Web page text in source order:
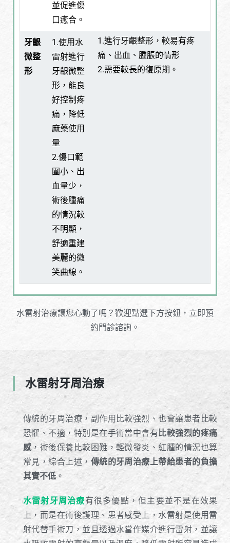
並促進傷
口癒合。
牙齦
微整
形
1.使用水
雷射進行
牙齦微整
形，能良
好控制疼
痛，降低
麻藥使用
量
2.傷口範
圍小、出
血量少，
術後腫痛
的情況較
不明顯，
舒適重建
美麗的微
笑曲線。
1.進行牙齦整形，較易有疼
痛、出血、腫脹的情形
2.需要較長的復原期。
水雷射治療讓您心動了嗎？歡迎點選下方按鈕，立即預
約門診諮詢。
水雷射牙周治療
傳統的牙周治療，副作用比較強烈、也會讓患者比較
恐懼、不適，特別是在手術當中會有比較強烈的疼痛
感，術後保養比較困難，輕微發炎、紅腫的情況也算
常見，綜合上述， 傳統的牙周治療上帶給患者的負擔
其實不低。
水雷射牙周治療有很多優點，但主要並不是在效果
上，而是在術後護理、患者感受上，水雷射是使用雷
射代替手術刀，並且透過水當作媒介進行雷射，並讓